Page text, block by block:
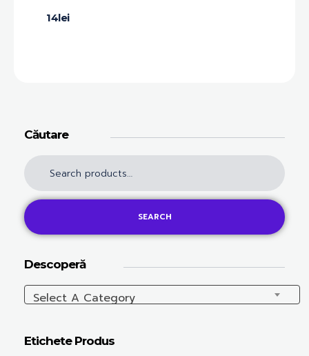
14lei
Căutare
SEARCH
Descoperă
Select A Category
Etichete Produs